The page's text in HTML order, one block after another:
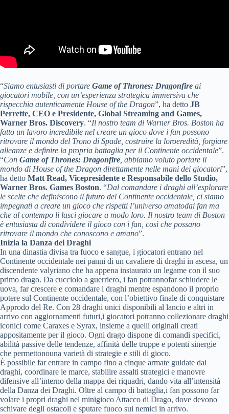
“Siamo entusiasti di portare Game of Thrones: Dragonfire ai
giocatori mobile, con un’esperienza strategica immersiva che
rispecchia autenticamente House of the Dragon”, ha detto JB
Perrette, CEO e Presidente, Global Streaming and Games,
Warner Bros. Discovery. “Il nostro team di Warner Bros. Boston ha
fatto un lavoro incredibile nel creare un gioco dove i fan possono
ritrovare il mondo del Trono di Spade, costruire la loroeredità, forgiare
alleanze e definire la propria battaglia per il Continente occidentale”.
“Con Game of Thrones: Dragonfire , abbiamo voluto portare il
mondo di House of the Dragon direttamente nelle mani dei giocatori”,
ha detto Matt Read, Vicepresidente e Responsabile dello Studio,
Warner Bros. Games Boston. “Dal comandare i draghi all’esplorare
le scelte che definiscono il futuro del Continente occidentale, ci siamo
impegnati a creare un gioco che rispetti l’universo amatodai fan ma
che al contempo li lasci giocare a modo loro. Il nostro team di Boston
è entusiasta di condividere il gioco con i fan, così che possano
ritrovare il mondo che conoscono e amano”.
Inizia la Danza dei Draghi
In una dinastia divisa tra fuoco e sangue, i giocatori entrano nel
Continente occidentale nei panni di un cavaliere di draghi in ascesa, un
discendente valyriano che ha appena instaurato un legame con il suo
primo drago. Da cucciolo a guerriero, i fan potrannofar schiudere le
uova, far crescere e comandare i draghi mentre espandono il proprio
potere sul Continente occidentale, con l’obiettivo finale di conquistare
Approdo del Re. Con 28 draghi unici disponibili al lancio e altri in
arrivo con aggiornamenti futuri,i giocatori potranno collezionare draghi
iconici come Caraxes e Syrax, insieme a quelli originali creati
appositamente per il gioco. Ogni drago dispone di comandi specifici,
abilità passive delle tendenze, affinità delle truppe e potenti sinergie
che permettonouna varietà di strategie e stili di gioco.
È possibile far entrare in campo fino a cinque armate guidate dai
draghi, coordinare le marce, stabilire assalti strategici e manovre
difensive all’interno della mappa dei riquadri, dando vita all’intensità
della Danza dei Draghi. Oltre al campo di battaglia,i fan possono far
volare i propri draghi nel minigioco Attacco di Drago, dove devono
schivare degli ostacoli e sputare fuoco sui nemici in arrivo.